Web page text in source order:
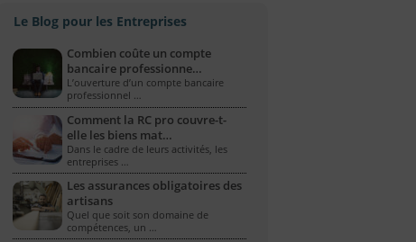
Le Blog pour les Entreprises
Combien coûte un compte
bancaire professionne…
L’ouverture d’un compte bancaire
professionnel …
Comment la RC pro couvre-t-
elle les biens mat…
Dans le cadre de leurs activités, les
entreprises …
Les assurances obligatoires des
artisans
Quel que soit son domaine de
compétences, un …